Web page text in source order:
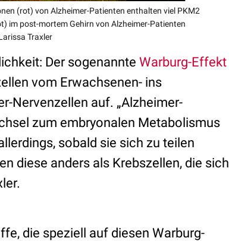
(rot) von Alzheimer-Patienten enthalten viel PKM2
im post-mortem Gehirn von Alzheimer-Patienten
Traxler
Der sogenannte Warburg-Effekt
vom Erwachsenen- ins
Nervenzellen auf. „Alzheimer-
zum embryonalen Metabolismus
sobald sie sich zu teilen
diese anders als Krebszellen, die sich
die speziell auf diesen Warburg-